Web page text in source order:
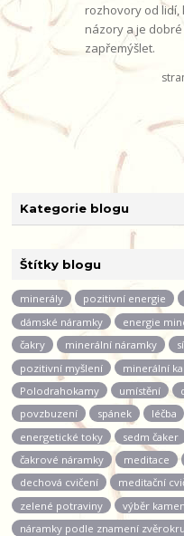
Kategorie blogu
Štítky blogu
minerály pozitivní energie
dámské náramky
energie
čakry
minerální náramky
pozitivní myšlení
minerální
Polodrahokamy
umístění
povzbuzení
spánek léčba
energetické toky
sedm čaker
čakrové náramky
meditace
dechová cvičení
meditační
zelené potraviny
výběr
náramky podle znamení
rozhovory od lidí,
názory a je
zapřemýšlet.